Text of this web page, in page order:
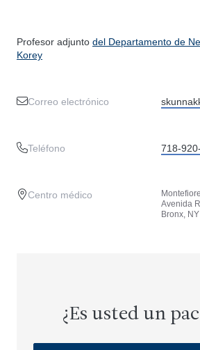
Profesor adjunto del Departamento de
Korey
Correo electrónico
Teléfono 718-
Centro médico
Avenida
Bronx,
¿Es usted un